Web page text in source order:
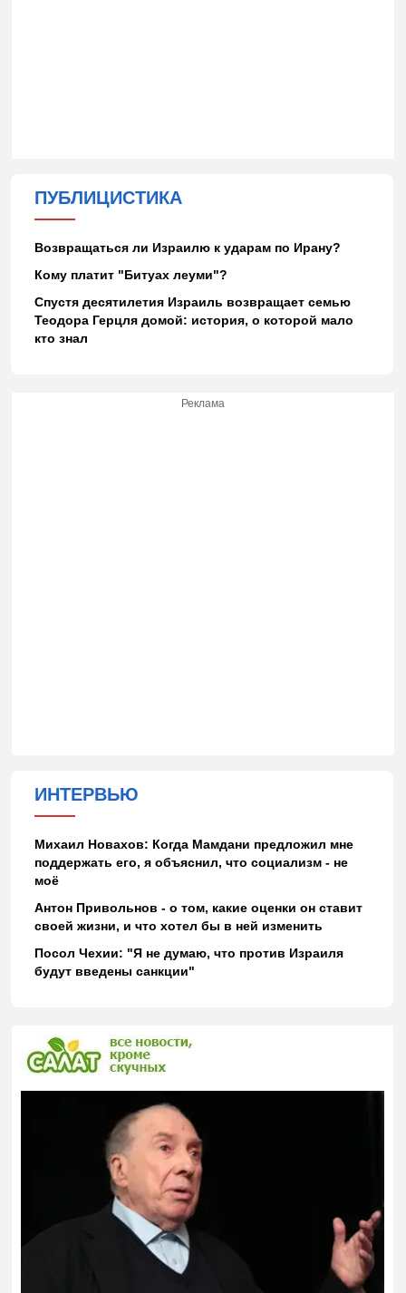
ПУБЛИЦИСТИКА
Возвращаться ли Израилю к ударам по Ирану?
Кому платит "Битуах леуми"?
Спустя десятилетия Израиль возвращает семью
Теодора Герцля домой: история, о которой мало
кто знал
Реклама
ИНТЕРВЬЮ
Михаил Новахов: Когда Мамдани предложил мне
поддержать его, я объяснил, что социализм - не
моё
Антон Привольнов - о том, какие оценки он ставит
своей жизни, и что хотел бы в ней изменить
Посол Чехии: "Я не думаю, что против Израиля
будут введены санкции"